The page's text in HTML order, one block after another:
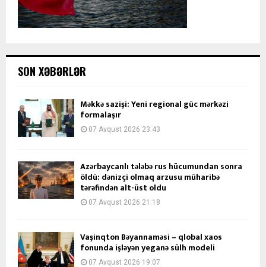
SON XƏBƏRLƏR
Məkkə sazişi: Yeni regional güc mərkəzi
formalaşır
07 Avqust 2026 23:43
Azərbaycanlı tələbə rus hücumundan sonra
öldü: dənizçi olmaq arzusu müharibə
tərəfindən alt-üst oldu
07 Avqust 2026 21:18
Vaşinqton Bəyannaməsi – qlobal xaos
fonunda işləyən yeganə sülh modeli
07 Avqust 2026 19:07